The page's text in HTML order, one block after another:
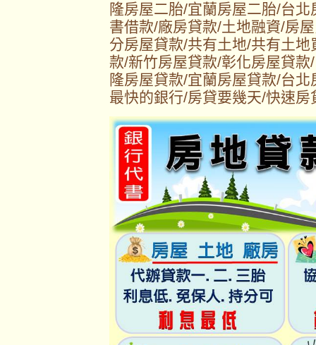
隆房屋二胎/宜蘭房屋二胎/台
書借款/廠房貸款/土地融資/房
分房屋貸款/共有土地/共有土
款/新竹房屋貸款/彰化房屋貸
隆房屋貸款/宜蘭房屋貸款/台
最快的銀行/房貸要幾天/快速房